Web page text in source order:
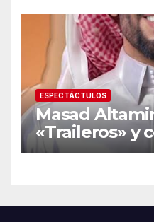
ESPECTÁCTULOS
Masad
«Traileros» y
contra